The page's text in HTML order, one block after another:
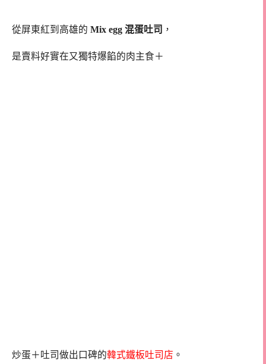
從屏東紅到高雄的 Mix egg 混蛋吐司 ，
是賣料好實在又獨特爆餡的肉主食＋
炒蛋＋吐司做出口碑的韓式鐵板吐司店 。